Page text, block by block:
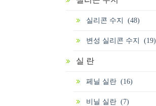
실리콘 수지 (48)
변성 실리콘 수지 (19)
실 란
페닐 실란 (16)
비닐 실란 (7)